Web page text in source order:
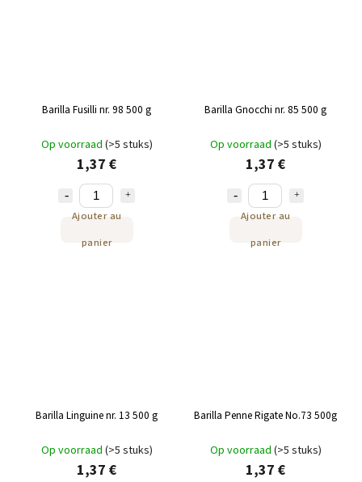
Barilla Fusilli nr. 98 500 g
Op voorraad (>5 stuks)
1,37 €
Ajouter au
panier
Barilla Gnocchi nr. 85 500 g
Op voorraad (>5 stuks)
1,37 €
Ajouter au
panier
Barilla Linguine nr. 13 500 g
Op voorraad (>5 stuks)
1,37 €
Barilla Penne Rigate No.73 500g
Op voorraad (>5 stuks)
1,37 €